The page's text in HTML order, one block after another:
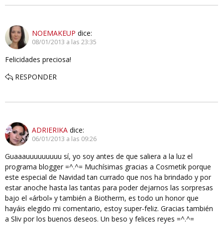
NOEMAKEUP dice:
08/01/2013 a las 23:35
Felicidades preciosa!
RESPONDER
ADRIERIKA dice:
06/01/2013 a las 09:26
Guaaauuuuuuuuu sí, yo soy antes de que saliera a la luz el
programa blogger =^.^= Muchísimas gracias a Cosmetik porque
este especial de Navidad tan currado que nos ha brindado y por
estar anoche hasta las tantas para poder dejarnos las sorpresas
bajo el «árbol» y también a Biotherm, es todo un honor que
hayáis elegido mi comentario, estoy super-feliz. Gracias también
a Sliv por los buenos deseos. Un beso y felices reyes =^.^=